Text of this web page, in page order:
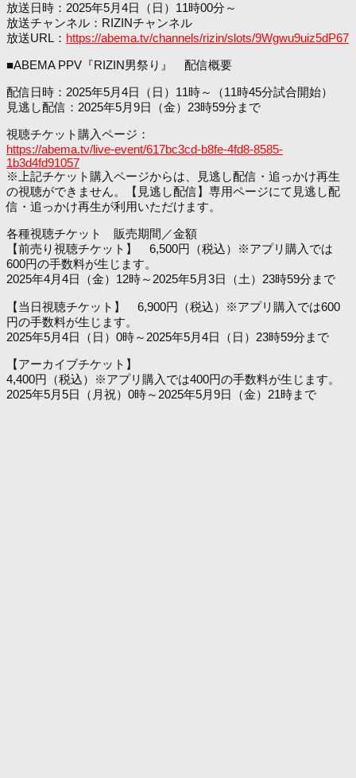
放送日時：2025年5月4日（日）11時00分～
放送チャンネル：RIZINチャンネル
放送URL： https://abema.tv/channels/rizin/slots/9Wgwu9uiz5dP67
■ABEMA PPV『RIZIN男祭り』 配信概要
配信日時：2025年5月4日（日）11時～（11時45分試合開始）
見逃し配信：2025年5月9日（金）23時59分まで
視聴チケット購入ページ：
https://abema.tv/live-event/617bc3cd-b8fe-4fd8-8585-
1b3d4fd91057
※上記チケット購入ページからは、見逃し配信・追っかけ再生
の視聴ができません。【見逃し配信】専用ページにて見逃し配
信・追っかけ再生が利用いただけます。
各種視聴チケット 販売期間／金額
【前売り視聴チケット】 6,500円（税込）※アプリ購入では
600円の手数料が生じます。
2025年4月4日（金）12時～2025年5月3日（土）23時59分まで
【当日視聴チケット】 6,900円（税込）※アプリ購入では600
円の手数料が生じます。
2025年5月4日（日）0時～2025年5月4日（日）23時59分まで
【アーカイブチケット】
4,400円（税込）※アプリ購入では400円の手数料が生じます。
2025年5月5日（月祝）0時～2025年5月9日（金）21時まで